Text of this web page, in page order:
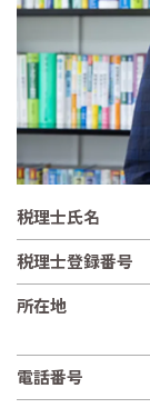
税理士氏名
税理士登録番号
所在地
電話番号